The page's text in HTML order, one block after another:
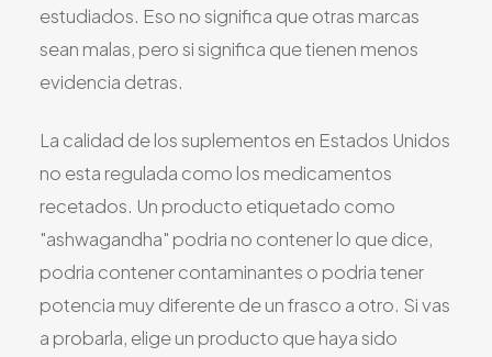
estudiados. Eso no significa que otras marcas
sean malas, pero si significa que tienen menos
evidencia detras.
La calidad de los suplementos en Estados Unidos
no esta regulada como los medicamentos
recetados. Un producto etiquetado como
"ashwagandha" podria no contener lo que dice,
podria contener contaminantes o podria tener
potencia muy diferente de un frasco a otro. Si vas
a probarla, elige un producto que haya sido